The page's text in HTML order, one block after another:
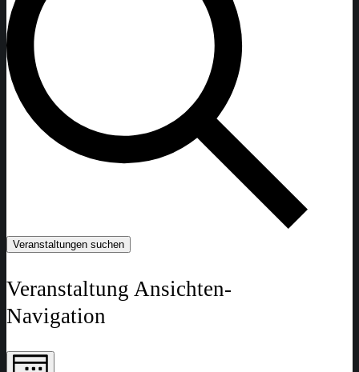
Veranstaltungen suchen
Veranstaltung Ansichten-
Navigation